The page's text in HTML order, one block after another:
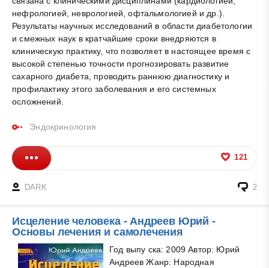
нефрологией, неврологией, офтальмологией и др.).
Результаты научных исследований в области диабетологии
и смежных наук в кратчайшие сроки внедряются в
клиническую практику, что позволяет в настоящее время с
высокой степенью точности прогнозировать развитие
сахарного диабета, проводить раннюю диагностику и
профилактику этого заболевания и его системных
осложнений.
Эндокринология
121
DARK 2
Исцеление человека - Андреев Юрий -
Основы лечения и самолечения
Год выпу ска: 2009 Автор: Юрий
Андреев Жанр: Народная